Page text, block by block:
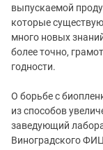
выпускаемой
которые
много новых
более точно,
годности.
О борьбе с
из способов
заведующий
Виноградского